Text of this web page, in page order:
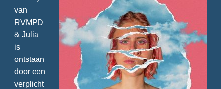
van
RVMPD
& Julia
is
ontstaan
door een
verplicht